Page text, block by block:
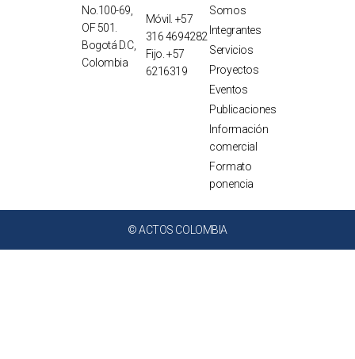
No.100-69,
OF 501.
Bogotá D.C,
Colombia
Móvil. +57
316 4694282
Fijo. +57
6216319
Somos
Integrantes
Servicios
Proyectos
Eventos
Publicaciones
Información
comercial
Formato
ponencia
© ACTOS COLOMBIA